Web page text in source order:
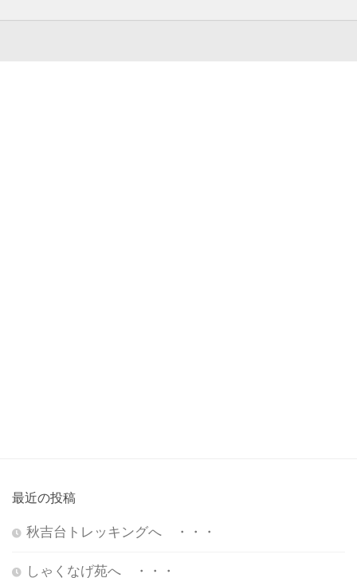
最近の投稿
秋吉台トレッキングへ ・・・
しゃくなげ苑へ ・・・